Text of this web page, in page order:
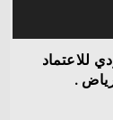
للاعتماد
.